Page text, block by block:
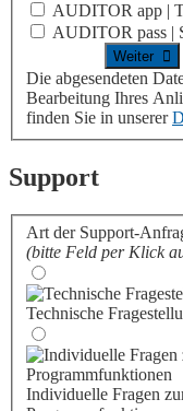
AUDITOR app |
AUDITOR pass |
Die abgesendeten
Bearbeitung Ihres
finden Sie in unserer
Support
Art der Support-
(bitte Feld per Klick
Technische
Individuelle Fragen